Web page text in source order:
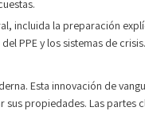
incluida la preparación
PPE y los sistemas de crisis.
Esta innovación de
propiedades. Las partes